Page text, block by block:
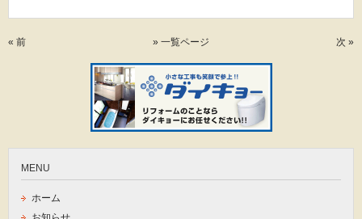
« 前 次 »
» 一覧ページ
MENU
ホーム